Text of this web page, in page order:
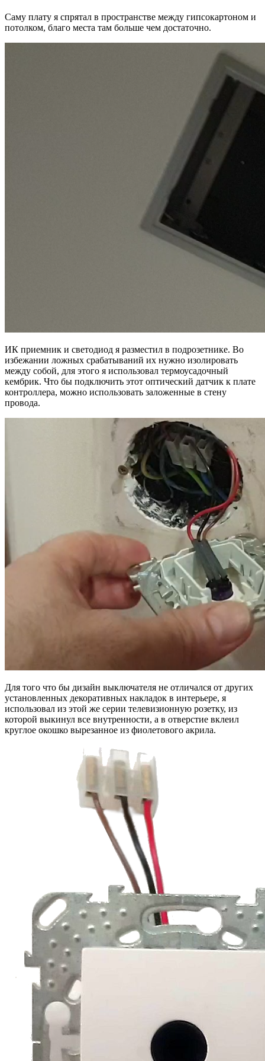
Саму плату я спрятал в пространстве между гипсокартоном и
потолком, благо места там больше чем достаточно.
ИК приемник и светодиод я разместил в подрозетнике. Во
избежании ложных срабатываний их нужно изолировать
между собой, для этого я использовал термоусадочный
кембрик. Что бы подключить этот оптический датчик к плате
контроллера, можно использовать заложенные в стену
провода.
Для того что бы дизайн выключателя не отличался от других
установленных декоративных накладок в интерьере, я
использовал из этой же серии телевизионную розетку, из
которой выкинул все внутренности, а в отверстие вклеил
круглое окошко вырезанное из фиолетового акрила.